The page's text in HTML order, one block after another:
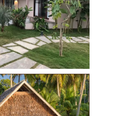
Cấp PK22m7
55.000đ
65.000đ
Rơm Nhân Tạo Cao
Cấp PK2001
65.000đ